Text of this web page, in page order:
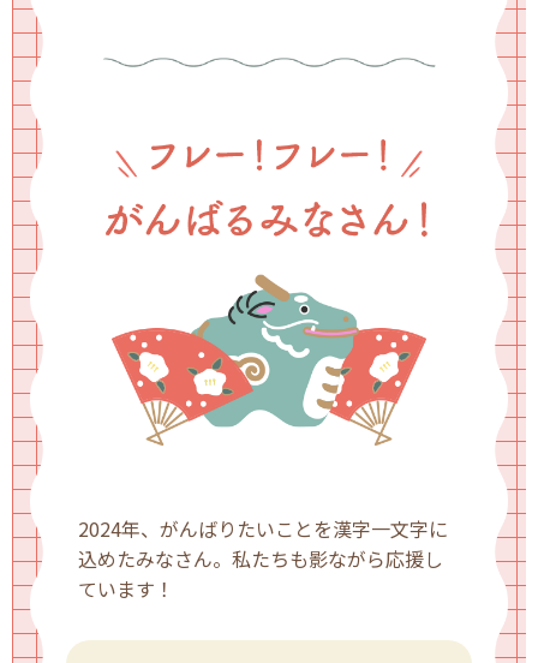
2024年、がんばりたいことを漢字一文字に
込めたみなさん。私たちも影ながら応援し
ています！